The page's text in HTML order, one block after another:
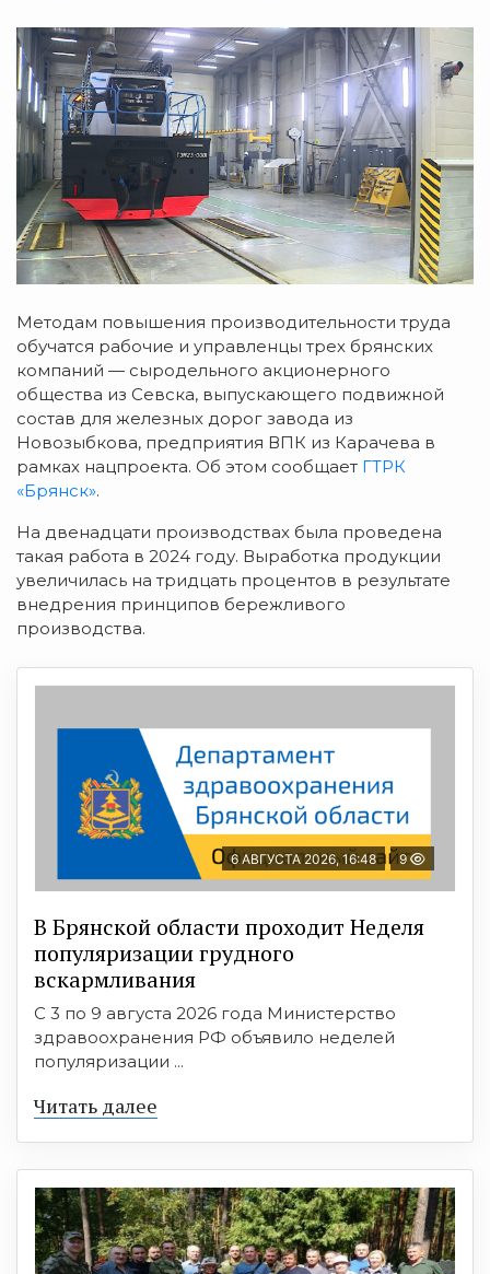
Методам повышения производительности труда
обучатся рабочие и управленцы трех брянских
компаний — сыродельного акционерного
общества из Севска, выпускающего подвижной
состав для железных дорог завода из
Новозыбкова, предприятия ВПК из Карачева в
рамках нацпроекта. Об этом сообщает ГТРК
«Брянск».
На двенадцати производствах была проведена
такая работа в 2024 году. Выработка продукции
увеличилась на тридцать процентов в результате
внедрения принципов бережливого
производства.
6 АВГУСТА 2026, 16:48 9
В Брянской области проходит Неделя
популяризации грудного
вскармливания
С 3 по 9 августа 2026 года Министерство
здравоохранения РФ объявило неделей
популяризации ...
Читать далее